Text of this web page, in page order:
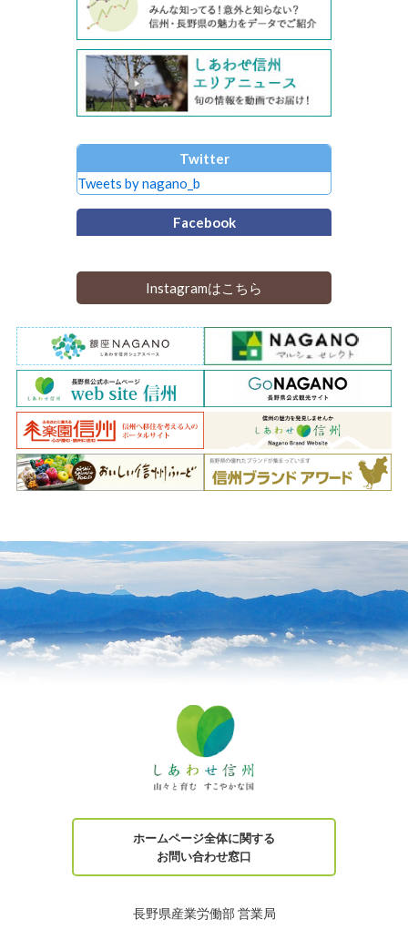
Twitter
Tweets by nagano_b
Facebook
Instagramはこちら
ホームページ全体に関する
お問い合わせ窓口
長野県産業労働部 営業局